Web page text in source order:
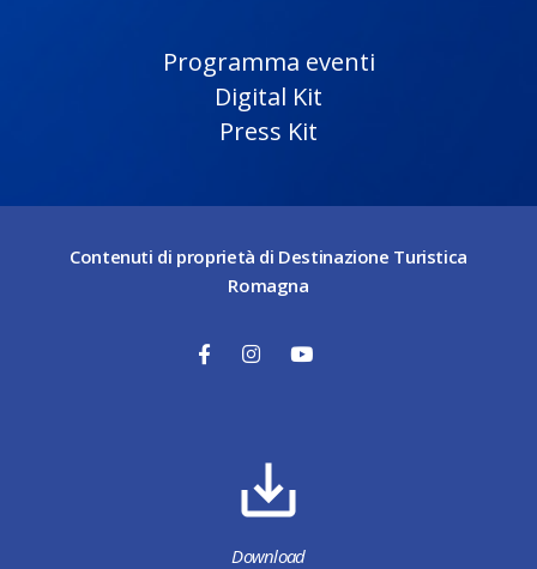
Programma eventi
Digital Kit
Press Kit
Contenuti di proprietà di Destinazione Turistica
Romagna
Download